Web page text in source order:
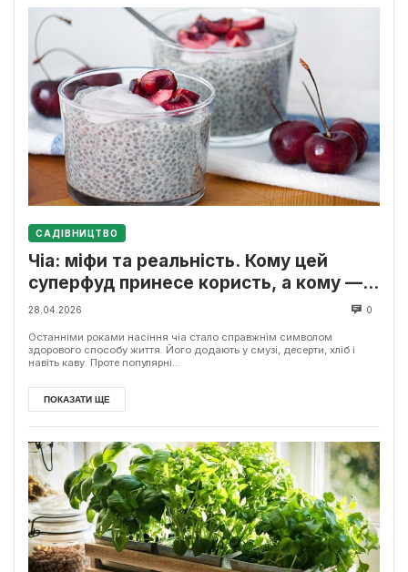
САДІВНИЦТВО
Чіа: міфи та реальність. Кому цей
суперфуд принесе користь, а кому —
шкоду
28.04.2026 0
Останніми роками насіння чіа стало справжнім символом
здорового способу життя. Його додають у смузі, десерти, хліб і
навіть каву. Проте популярні...
ПОКАЗАТИ ЩЕ